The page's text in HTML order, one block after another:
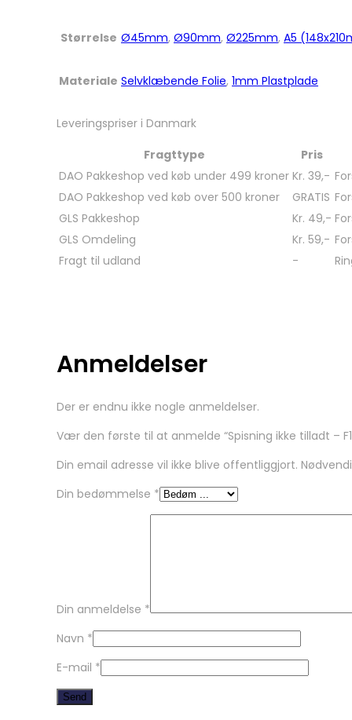
Størrelse Ø45mm, Ø90mm, Ø225mm, A5
Materiale Selvklæbende Folie, 1mm Plastplade
Leveringspriser i Danmark
Fragttype
Pris
DAO Pakkeshop ved køb under 499 kroner Kr. 39,-
DAO Pakkeshop ved køb over 500 kroner
GRATIS
GLS Pakkeshop
Kr. 49,-
GLS Omdeling
Kr. 59,-
Fragt til udland
-
Anmeldelser
Der er endnu ikke nogle anmeldelser.
Vær den første til at anmelde “Spisning ikke tilladt –
Din email adresse vil ikke blive offentliggjort.
Din bedømmelse *
Din anmeldelse *
Navn *
E-mail *